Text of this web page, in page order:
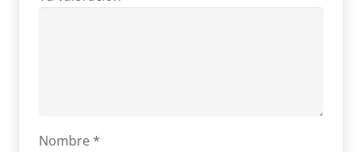
Nombre *